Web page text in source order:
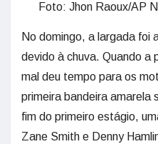
Foto: Jhon Raoux/AP
No domingo, a largada foi
devido à chuva. Quando a
mal deu tempo para os
primeira bandeira amarela
fim do primeiro estágio,
Zane Smith e Denny